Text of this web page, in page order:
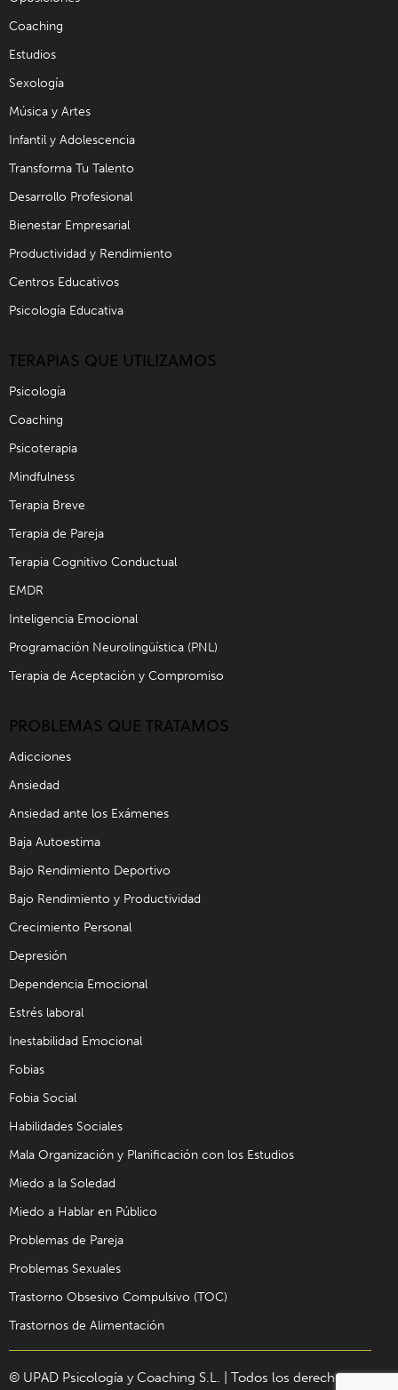
Coaching
Estudios
Sexología
Música y Artes
Infantil y Adolescencia
Transforma Tu Talento
Desarrollo Profesional
Bienestar Empresarial
Productividad y Rendimiento
Centros Educativos
Psicología Educativa
TERAPIAS QUE UTILIZAMOS
Psicología
Coaching
Psicoterapia
Mindfulness
Terapia Breve
Terapia de Pareja
Terapia Cognitivo Conductual
EMDR
Inteligencia Emocional
Programación Neurolingüística (PNL)
Terapia de Aceptación y Compromiso
PROBLEMAS QUE TRATAMOS
Adicciones
Ansiedad
Ansiedad ante los Exámenes
Baja Autoestima
Bajo Rendimiento Deportivo
Bajo Rendimiento y Productividad
Crecimiento Personal
Depresión
Dependencia Emocional
Estrés laboral
Inestabilidad Emocional
Fobias
Fobia Social
Habilidades Sociales
Mala Organización y Planificación con los Estudios
Miedo a la Soledad
Miedo a Hablar en Público
Problemas de Pareja
Problemas Sexuales
Trastorno Obsesivo Compulsivo (TOC)
Trastornos de Alimentación
© UPAD Psicología y Coaching S.L. | Todos los derechos